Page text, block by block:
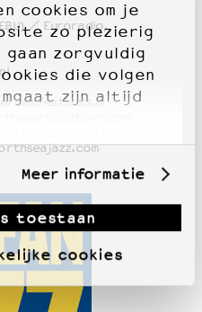
cookies om je
zo plezierig
gaan zorgvuldig
die volgen
zijn altijd
Meer informatie
toestaan
cookies
/ Euroradio,